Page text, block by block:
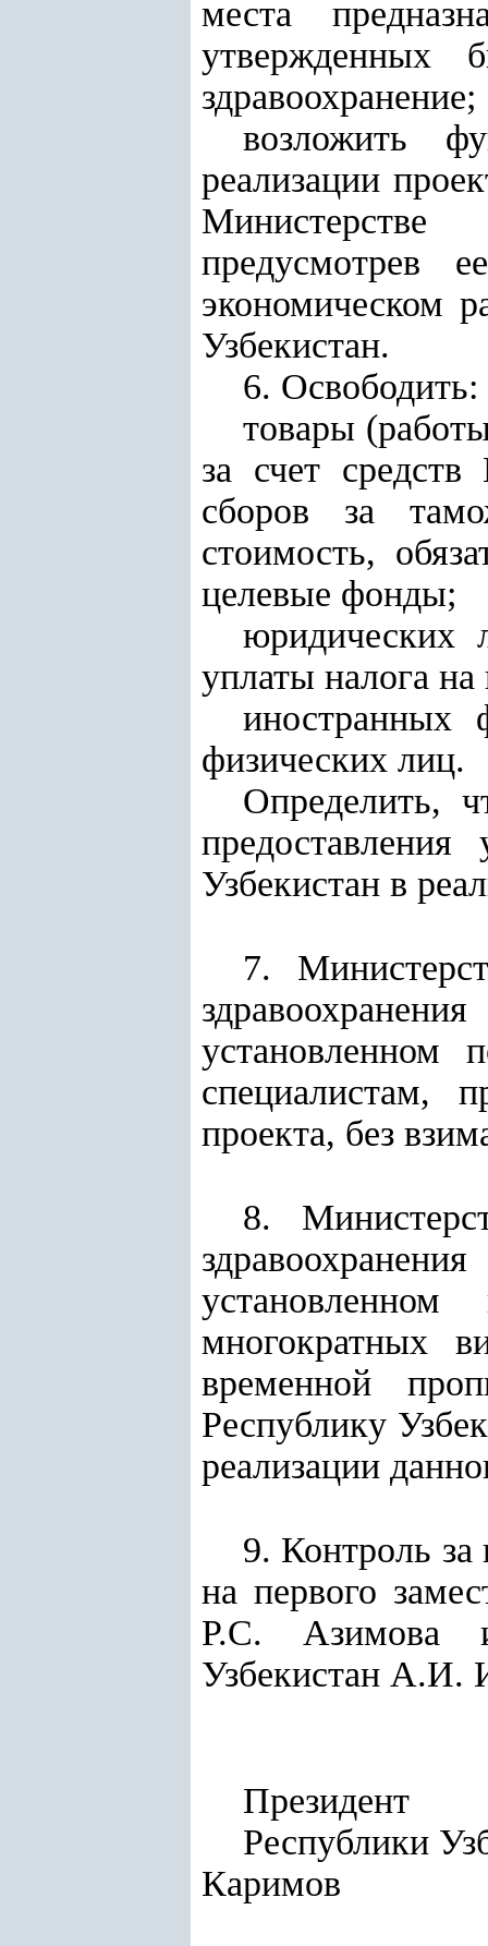
места
утвержденных
здравоохранение;
возложить
реализации
Министерстве
предусмотрев
экономическом
Узбекистан.
6. Освободить:
товары
за счет
сборов за
стоимость,
целевые фонды;
юридических
уплаты налога
иностранных
физических лиц.
Определить,
Узбекистан в
7.
установленном
специалистам,
проекта, без
8.
многократных
временной
Республику
реализации
9. Контроль за
на первого
Р.С. Азимова и
Узбекистан А.И.
Президент
Каримов